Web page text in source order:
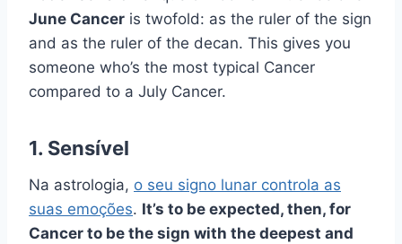
June Cancer is twofold: as the ruler of the sign
and as the ruler of the decan. This gives you
someone who’s the most typical Cancer
compared to a July Cancer.
1. Sensível
Na astrologia, o seu signo lunar controla as
suas emoções. It’s to be expected, then, for
Cancer to be the sign with the deepest and